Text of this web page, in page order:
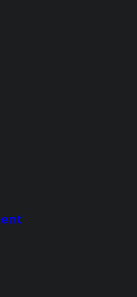
Tioman? Oder
Juara Beach?
wie
und
dich hier ein,
besten
zu